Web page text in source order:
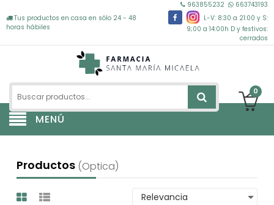
Tus productos en casa en sólo 24 - 48
horas hábiles
963855232
663743193
L-V: 8:30 a 21:00 y S:
9;00 a 14:00h D y festivos:
cerrados
0
MENÚ
Productos (optica)